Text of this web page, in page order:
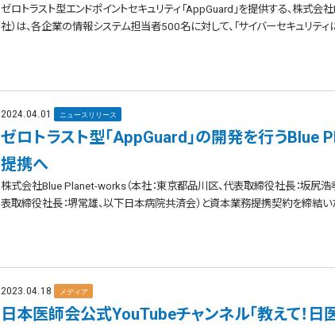
ゼロトラスト型エンドポイントセキュリティ「AppGuard」を提供する、株式
社）は、各企業の情報システム担当者500名に対して、「サイバーセキュリティ
2024.04.01 ニュースリリース
ゼロトラスト型「AppGuard」の開発を行う
提携へ
株式会社Blue Planet-works（本社：東京都品川区、代表取締役社長：坂尻浩
表取締役社長：堺常雄、以下日本病院共済会）と資本業務提携契約を締結い
2023.04.18 メディア
日本医師会公式YouTubeチャンネル「教えて！日医